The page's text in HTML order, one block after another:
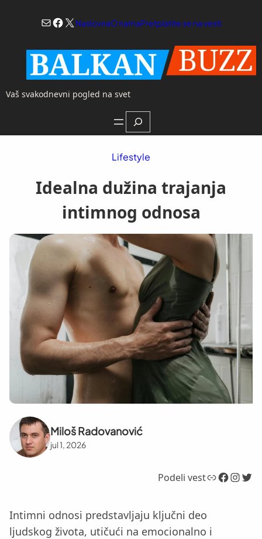
Mail
Facebook
X NaslovnaO namaPretplatite se na vesti
Vaš svakodnevni pogled na svet
Search
Lifestyle
Idealna dužina trajanja
intimnog odnosa
Miloš Radovanović
jul 1, 2026
Podeli vestLink Facebook InstagramTwitter
Intimni odnosi predstavljaju ključni deo
ljudskog života, utičući na emocionalno i